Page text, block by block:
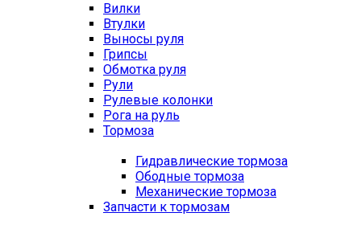
Вилки
Втулки
Выносы руля
Грипсы
Обмотка руля
Рули
Рулевые колонки
Рога на руль
Тормоза
Гидравлические тормоза
Ободные тормоза
Механические тормоза
Запчасти к тормозам